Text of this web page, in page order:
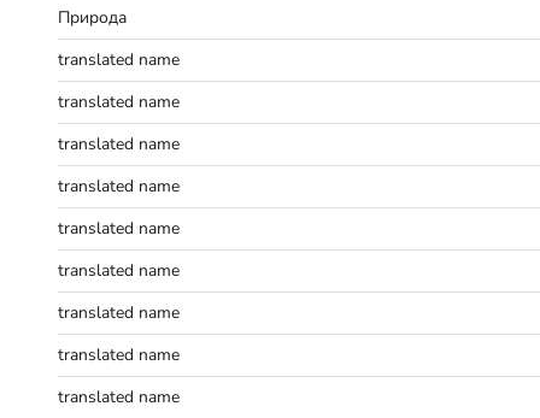
Природа
translated name
translated name
translated name
translated name
translated name
translated name
translated name
translated name
translated name